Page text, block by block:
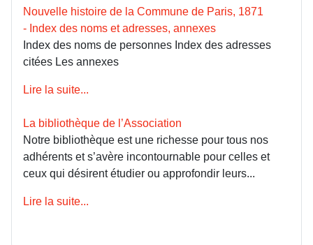
Nouvelle histoire de la Commune de Paris, 1871
- Index des noms et adresses, annexes
Index des noms de personnes Index des adresses
citées Les annexes
Lire la suite...
La bibliothèque de l’Association
Notre bibliothèque est une richesse pour tous nos
adhérents et s’avère incontournable pour celles et
ceux qui désirent étudier ou approfondir leurs...
Lire la suite...